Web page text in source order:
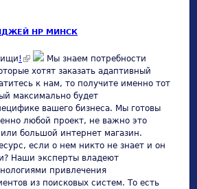
HP МИНСК
! (link is external)
Мы знаем потребности
хотят заказать адаптивный
к нам, то получите именно тот
максимально будет
вашего бизнеса. Мы готовы
любой проект, не важно это
большой интернет магазин.
если о нем никто не знает и он
Наши эксперты владеют
привлечения
из поисковых систем. То есть